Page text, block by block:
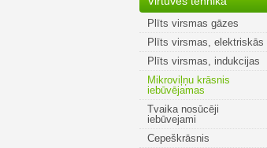
Plīts virsmas gāzes
Plīts virsmas, elektriskās
Plīts virsmas, indukcijas
Mikroviļņu krāsnis
iebūvējamas
Tvaika nosūcēji
iebūvejami
Cepeškrāsnis